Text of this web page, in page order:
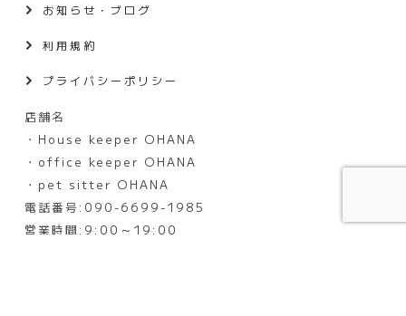
お知らせ・ブログ
利用規約
プライバシーポリシー
店舗名
・House keeper OHANA
・office keeper OHANA
・pet sitter OHANA
電話番号:090-6699-1985
営業時間:9:00～19:00